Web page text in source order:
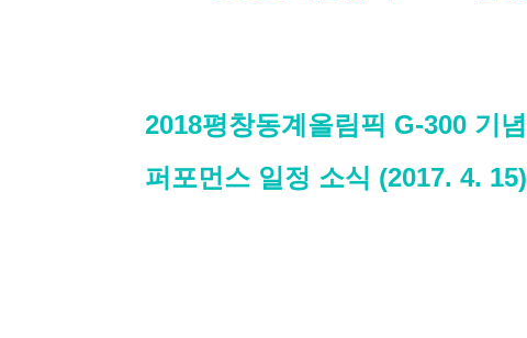
2018평창동계올림픽 G-300 기념
퍼포먼스 일정 소식 (2017. 4. 15)